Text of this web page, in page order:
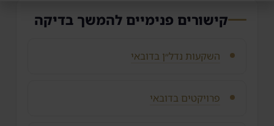
קישורים פנימיים להמשך בדיקה
השקעות נדל״ן בדובאי
פרויקטים בדובאי